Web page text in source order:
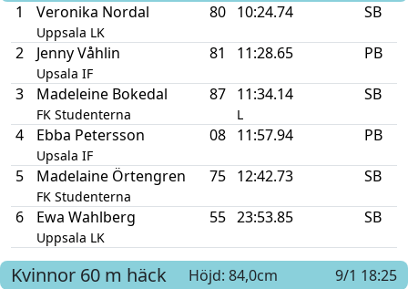
1
Veronika Nordal
Uppsala LK
80 10:24.74 SB
2 Jenny Våhlin
Upsala IF
81 11:28.65 PB
3 Madeleine Bokedal
FK Studenterna
87 11:34.14
L
SB
4 Ebba Petersson
Upsala IF
08 11:57.94 PB
5 Madelaine Örtengren
FK Studenterna
75 12:42.73 SB
6 Ewa Wahlberg
Uppsala LK
55 23:53.85 SB
Kvinnor 60 m häck Höjd: 84,0cm
9/1 18:25